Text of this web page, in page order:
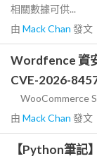
相關數據可供...
由 Mack Chan 發文
Wordfence 資
CVE-2026-
WooCommerce
由 Mack Chan 發文
【Python筆記